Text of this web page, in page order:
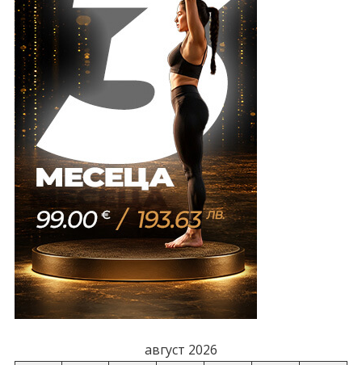
август 2026